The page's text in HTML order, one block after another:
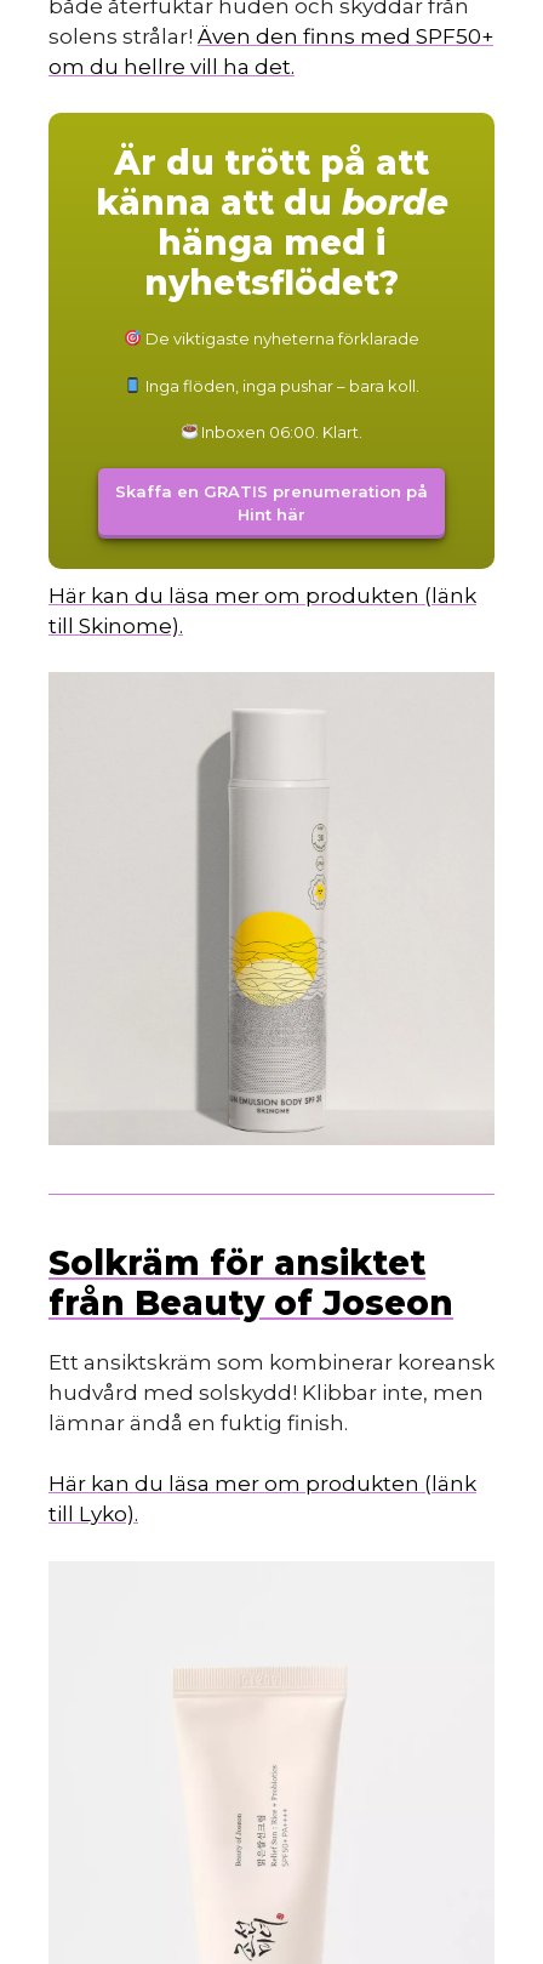
både återfuktar huden och skyddar från
solens strålar! Även den finns med SPF50+
om du hellre vill ha det.
Är du trött på att
känna att du borde
hänga med i
nyhetsflödet?
De viktigaste nyheterna förklarade
Inga flöden, inga pushar – bara koll.
Inboxen 06:00. Klart.
Skaffa en GRATIS prenumeration på
Hint här
Här kan du läsa mer om produkten (länk
till Skinome).
Solkräm för ansiktet
från Beauty of Joseon
Ett ansiktskräm som kombinerar koreansk
hudvård med solskydd! Klibbar inte, men
lämnar ändå en fuktig finish.
Här kan du läsa mer om produkten (länk
till Lyko).